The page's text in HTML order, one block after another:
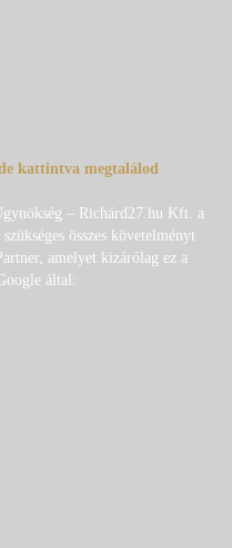
kattintva megtalálod
– Richárd27.hu Kft. a
összes követelményt
amelyet kizárólag ez a
által: